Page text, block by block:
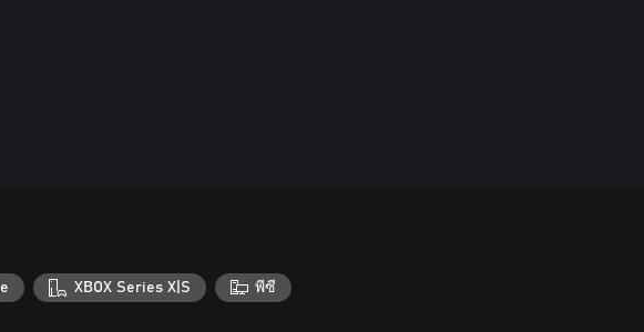
XBOX Series X|S พีซี